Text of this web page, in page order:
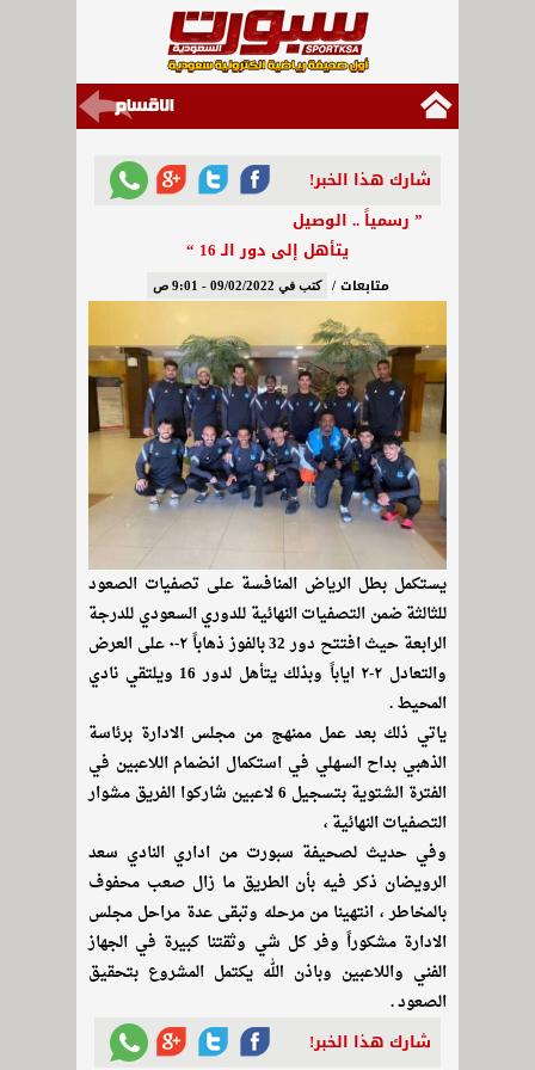
شارك هذا الخبر!
يتأهل إلى دور الـ 16 “
متابعات / كتب في 09/02/2022 - 9:01 ص
يستكمل بطل الرياض المنافسة على تصفيات الصعود
للثالثة ضمن التصفيات النهائية للدوري السعودي للدرجة
الرابعة حيث افتتح دور 32 بالفوز ذهاباً ٢-٠ على العرض
والتعادل ٢-٢ اياباً وبذلك يتأهل لدور 16 ويلتقي نادي
المحيط .
ياتي ذلك بعد عمل ممنهج من مجلس الادارة برئاسة
الذهبي بداح السهلي في استكمال انضمام اللاعبين في
الفترة الشتوية بتسجيل 6 لاعبين شاركوا الفريق مشوار
التصفيات النهائية ،
وفي حديث لصحيفة سبورت من اداري النادي سعد
الرويضان ذكر فيه بأن الطريق ما زال صعب محفوف
بالمخاطر ، انتهينا من مرحله وتبقى عدة مراحل مجلس
الادارة مشكوراً وفر كل شي وثقتنا كبيرة في الجهاز
الفني واللاعبين وباذن الله يكتمل المشروع بتحقيق
الصعود .
شارك هذا الخبر!